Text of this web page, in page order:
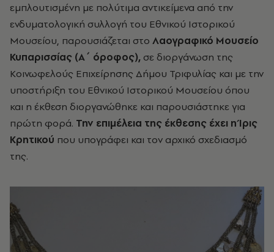
εμπλουτισμένη με πολύτιμα αντικείμενα από την
ενδυματολογική συλλογή του Εθνικού Ιστορικού
Μουσείου, παρουσιάζεται στο Λαογραφικό Μουσείο
Κυπαρισσίας (Α΄ όροφος), σε διοργάνωση της
Κοινωφελούς Επιχείρησης Δήμου Τριφυλίας και με την
υποστήριξη του Εθνικού Ιστορικού Μουσείου όπου
και η έκθεση διοργανώθηκε και παρουσιάστηκε για
πρώτη φορά. Την επιμέλεια της έκθεσης έχει η Ίρις
Κρητικού που υπογράφει και τον αρχικό σχεδιασμό
της.